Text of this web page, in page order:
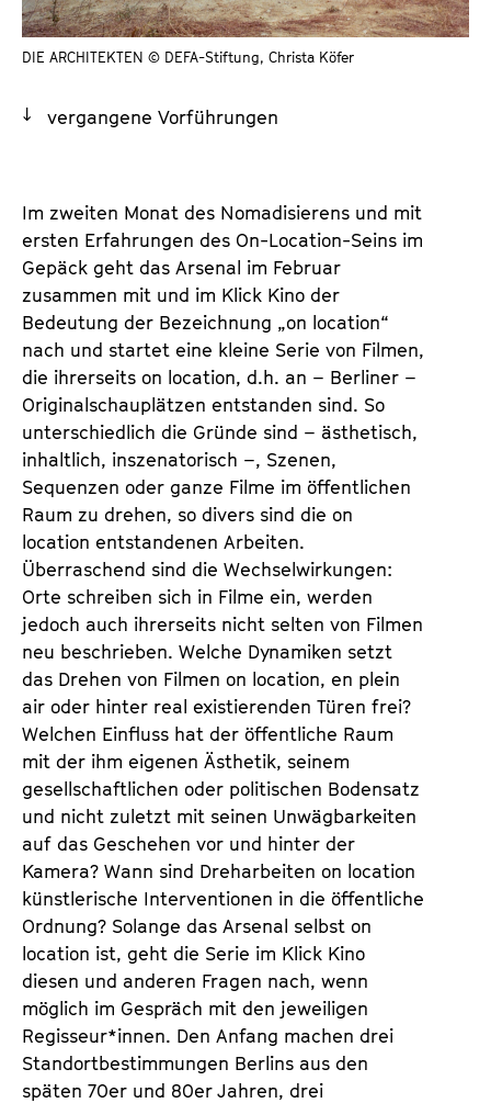
t
u
e
DIE ARCHITEKTEN © DEFA-Stiftung, Christa Köfer
vergangene Vorführungen
Im zweiten Monat des Nomadisierens und mit
ersten Erfahrungen des On-Location-Seins im
Gepäck geht das Arsenal im Februar
zusammen mit und im Klick Kino der
Bedeutung der Bezeichnung „on location“
nach und startet eine kleine Serie von Filmen,
die ihrerseits on location, d.h. an – Berliner –
Originalschauplätzen entstanden sind. So
unterschiedlich die Gründe sind – ästhetisch,
inhaltlich, inszenatorisch –, Szenen,
Sequenzen oder ganze Filme im öffentlichen
Raum zu drehen, so divers sind die on
location entstandenen Arbeiten.
Überraschend sind die Wechselwirkungen:
Orte schreiben sich in Filme ein, werden
jedoch auch ihrerseits nicht selten von Filmen
neu beschrieben. Welche Dynamiken setzt
das Drehen von Filmen on location, en plein
air oder hinter real existierenden Türen frei?
Welchen Einfluss hat der öffentliche Raum
mit der ihm eigenen Ästhetik, seinem
gesellschaftlichen oder politischen Bodensatz
und nicht zuletzt mit seinen Unwägbarkeiten
auf das Geschehen vor und hinter der
Kamera? Wann sind Dreharbeiten on location
künstlerische Interventionen in die öffentliche
Ordnung? Solange das Arsenal selbst on
location ist, geht die Serie im Klick Kino
diesen und anderen Fragen nach, wenn
möglich im Gespräch mit den jeweiligen
Regisseur*innen. Den Anfang machen drei
Standortbestimmungen Berlins aus den
späten 70er und 80er Jahren, drei